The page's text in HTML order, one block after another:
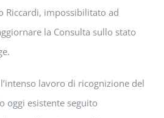
Riccardi, impossibilitato ad
la Consulta sullo stato
lavoro di ricognizione del
oggi esistente seguito